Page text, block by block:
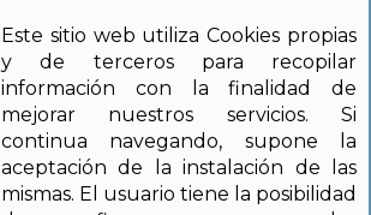
Este sitio web utiliza Cookies propias
y de terceros para recopilar
información con la finalidad de
mejorar nuestros servicios. Si
continua navegando, supone la
aceptación de la instalación de las
mismas. El usuario tiene la posibilidad